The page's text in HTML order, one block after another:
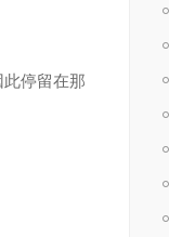
停留在那